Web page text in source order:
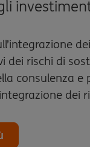
dei rischi di
consulenza e
dei